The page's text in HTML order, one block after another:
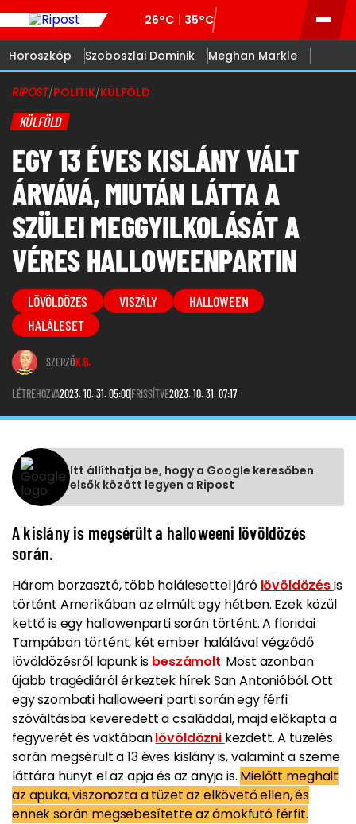
26°C 35°C
Horoszkóp Szoboszlai Dominik Meghan Markle
RIPOST/POLITIK/KÜLFÖLD
KÜLFÖLD
EGY 13 ÉVES KISLÁNY VÁLT
ÁRVÁVÁ, MIUTÁN LÁTTA A
SZÜLEI MEGGYILKOLÁSÁT A
VÉRES HALLOWEENPARTIN
LÖVÖLDÖZÉS VISZÁLY
HALLOWEEN
HALÁLESET
SZERZŐK.B.
LÉTREHOZVA2023. 10. 31. 05:00FRISSÍTVE2023. 10. 31. 07:17
Itt állíthatja be, hogy a Google keresőben
elsők között legyen a Ripost
A kislány is megsérült a halloweeni lövöldözés
során.
Három borzasztó, több halálesettel járó lövöldözésis
történt Amerikában az elmúlt egy hétben. Ezek közül
kettő is egy hallowenparti során történt. A floridai
Tampában történt, két ember halálával végződő
lövöldözésről lapunk is beszámolt. Most azonban
újabb tragédiáról érkeztek hírek San Antonióból. Ott
egy szombati halloweeni parti során egy férfi
szóváltásba keveredett a családdal, majd előkapta a
fegyverét és vaktábanlövöldözni kezdett. A tüzelés
során megsérült a 13 éves kislány is, valamint a szeme
láttára hunyt el az apja és az anyja is. Mielőtt meghalt
az apuka, viszonozta a tüzet az elkövető ellen, és
ennek során megsebesítette az ámokfutó férfit.